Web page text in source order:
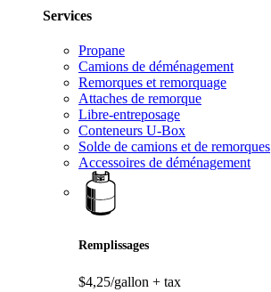
Services
Propane
Camions de déménagement
Remorques et remorquage
Attaches de remorque
Libre-entreposage
Conteneurs U-Box
Solde de camions et de remorques
Accessoires de déménagement
Remplissages
$4,25/gallon + tax